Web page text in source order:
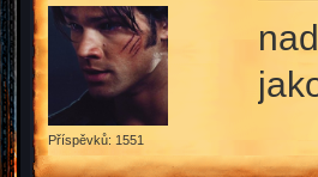
Příspěvků: 1551